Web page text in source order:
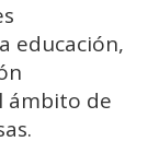
educación,
ámbito de